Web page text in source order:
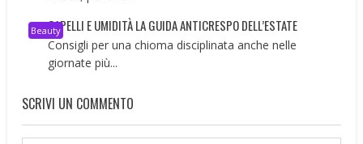
BeautyCAPELLI E UMIDITÀ LA GUIDA ANTICRESPO DELL’ESTATE
Consigli per una chioma disciplinata anche nelle
giornate più...
SCRIVI UN COMMENTO